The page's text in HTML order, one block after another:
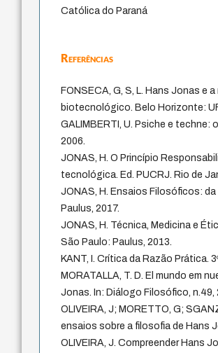
Católica do Paraná
Referências
FONSECA, G, S, L. Hans Jonas e
biotecnológico. Belo Horizonte:
GALIMBERTI, U. Psiche e techne:
2006.
JONAS, H. O Princípio
tecnológica. Ed. PUCRJ. Rio de
JONAS, H. Ensaios Filosóficos:
Paulus, 2017.
JONAS, H. Técnica, Medicina e
São Paulo: Paulus, 2013.
KANT, I. Crítica da Razão Prática.
MORATALLA, T. D. El mundo em
Jonas. In: Diálogo Filosófico, n.49,
OLIVEIRA, J; MORETTO, G;
ensaios sobre a filosofia de Hans
OLIVEIRA, J. Compreender Hans